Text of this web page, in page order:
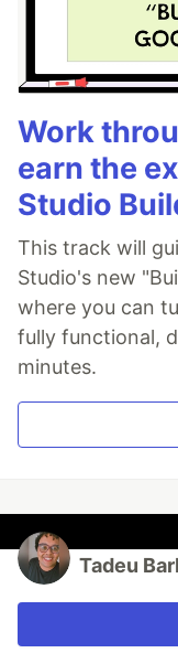
Work
earn the
Studio
This track will
Studio's new
where you can
fully functional,
minutes.
Tadeu